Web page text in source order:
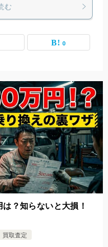
む
0
？知らないと大損！
買取査定